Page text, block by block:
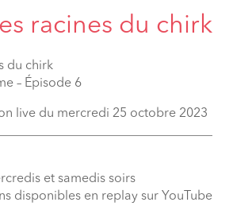
racines du chirk
du chirk
– Épisode 6
live du mercredi 25 octobre 2023
et samedis soirs
disponibles en replay sur YouTube